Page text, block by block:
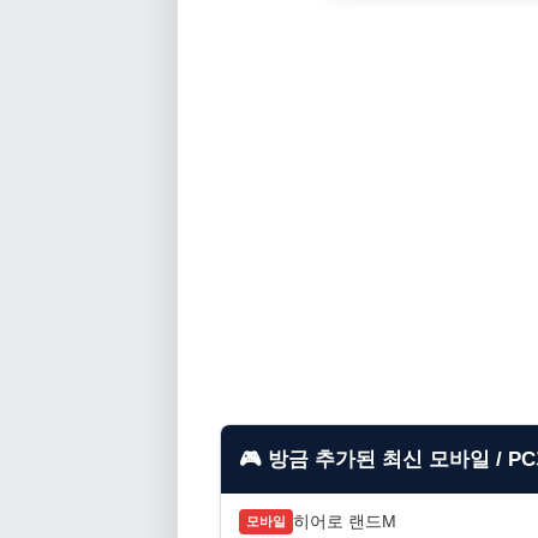
🎮 방금 추가된 최신 모바일 /
모바일 히어로 랜드M